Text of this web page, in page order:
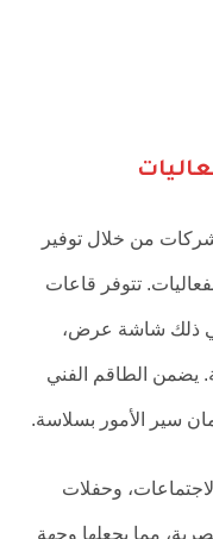
من خلال توفير
تتوفر قاعات
في ذلك شاشة عرض،
يضمن الطاقم الفني
سير الأمور بسلاسة.
وحفلات
مما يجعلها وجهة